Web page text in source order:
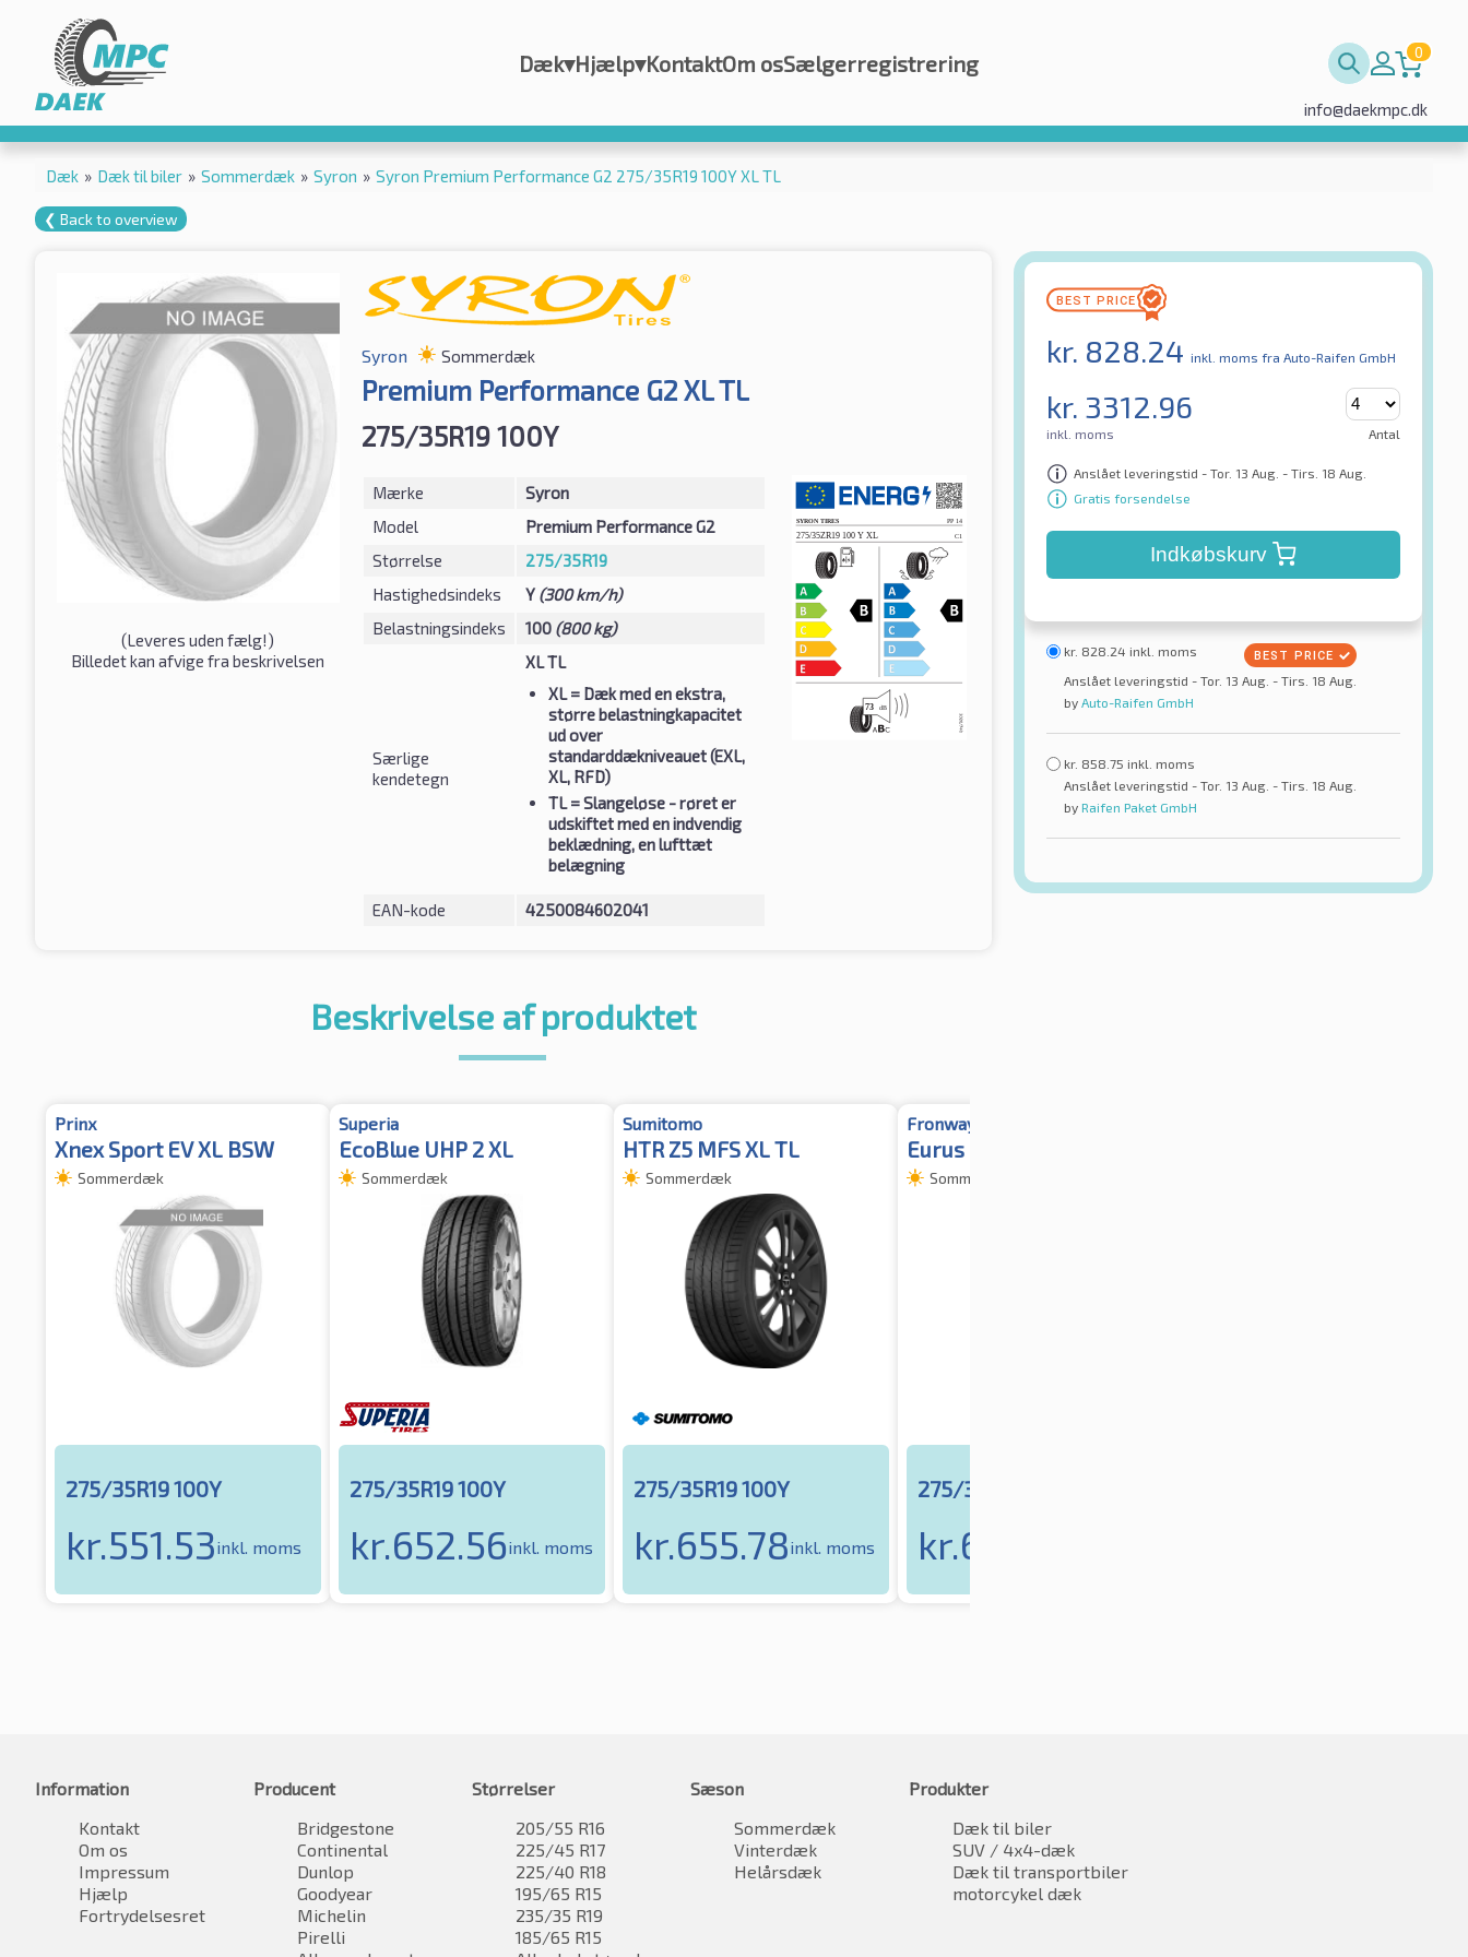
Dæk▾Hjælp▾KontaktOm osSælgerregistrering 0
info@daekmpc.dk
Dæk » Dæk til biler » Sommerdæk » Syron » Syron Premium Performance G2 275/35R19 100Y XL TL
❮ Back to overview
(Leveres uden fælg!)
Billedet kan afvige fra beskrivelsen
Syron Sommerdæk
Premium Performance G2 XL TL
275/35R19 100Y
Mærke
Syron
Model
Premium Performance G2
Størrelse
275/35R19
Hastighedsindeks
Y (300 km/h)
Belastningsindeks
100 (800 kg)
Særlige
kendetegn
XL TL
XL= Dæk med en ekstra,
større belastningkapacitet
ud over
standarddækniveauet (EXL,
XL, RFD)
TL= Slangeløse - røret er
udskiftet med en indvendig
beklædning, en lufttæt
belægning
EAN-kode 4250084602041
kr. 828.24 inkl. moms fra Auto-Raifen GmbH
kr. 3312.96
inkl. moms Antal
Anslået leveringstid - Tor. 13 Aug. - Tirs. 18 Aug.
Gratis forsendelse
Indkøbskurv
kr. 828.24 inkl. moms
Anslået leveringstid - Tor. 13 Aug. - Tirs. 18 Aug.
by Auto-Raifen GmbH
kr. 858.75 inkl. moms
Anslået leveringstid - Tor. 13 Aug. - Tirs. 18 Aug.
by Raifen Paket GmbH
Beskrivelse af produktet
Prinx
Xnex Sport EV XL BSW
Sommerdæk
275/35R19 100Y
kr.551.53inkl. moms
Superia
EcoBlue UHP 2 XL
Sommerdæk
275/35R19 100Y
kr.652.56inkl. moms
Sumitomo
HTR Z5 MFS XL TL
Sommerdæk
275/35R19 100Y
kr.655.78inkl. moms
Fronway
Eurus 08 XL
Sommerdæk
275/35R19 100Y
kr.676.95
Information
Kontakt
Om os
Impressum
Hjælp
Fortrydelsesret
Producent
Bridgestone
Continental
Dunlop
Goodyear
Michelin
Pirelli
Størrelser
205/55 R16
225/45 R17
225/40 R18
195/65 R15
235/35 R19
185/65 R15
Sæson
Sommerdæk
Vinterdæk
Helårsdæk
Produkter
Dæk til biler
SUV / 4x4-dæk
Dæk til transportbiler
motorcykel dæk